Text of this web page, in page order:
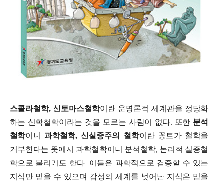
스콜라철학, 신토마스철학이란 운명론적 세계관을 정당화
하는 신학철학이라는 것을 모르는 사람이 없다. 또한 분석
철학이니과학철학,신실증주의 철학이란 꽁트가 철학을
거부한다는 뜻에서 과학철학이니 분석철학, 논리적 실증철
학으로 불리기도 한다. 이들은 과학적으로 검증할 수 있는
지식만 믿을 수 있으며 감성의 세계를 벗어난 지식은 믿을